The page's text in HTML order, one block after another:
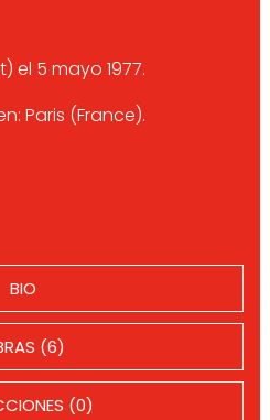
el 5 mayo 1977.
Paris (France).
BIO
(6)
(0)